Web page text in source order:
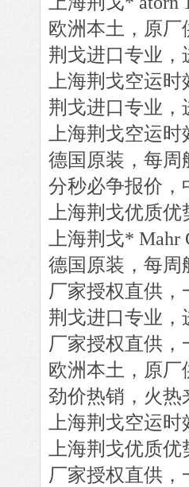
欧洲本土，原厂
荆戈进口专业，
上海荆戈空运时
荆戈进口专业，
上海荆戈空运时
德国原装，每周
分秒必争报价，
上海荆戈优质
上海荆戈* Mahr
德国原装，每周
厂家授权直供
荆戈进口专业，
厂家授权直供
欧洲本土，原厂
劲价热销，火热
上海荆戈空运时
上海荆戈优质
厂家授权直供